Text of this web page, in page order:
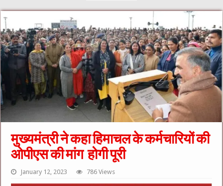
मुख्यमंत्री ने कहा हिमाचल के कर्मचारियों की
ओपीएस की मांग होगी पूरी
January 12, 2023 786 Views